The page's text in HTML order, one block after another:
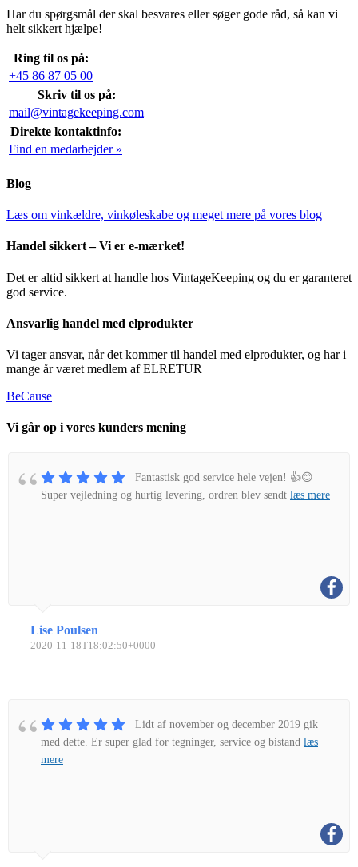
Har du spørgsmål der skal besvares eller søger gode råd, så kan vi
helt sikkert hjælpe!
Ring til os på:
+45 86 87 05 00
Skriv til os på:
mail@vintagekeeping.com
Direkte kontaktinfo:
Find en medarbejder »
Blog
Læs om vinkældre, vinkøleskabe og meget mere på vores blog
Handel sikkert – Vi er e-mærket!
Det er altid sikkert at handle hos VintageKeeping og du er garanteret
god service.
Ansvarlig handel med elprodukter
Vi tager ansvar, når det kommer til handel med elprodukter, og har i
mange år været medlem af ELRETUR
BeCause
Vi går op i vores kunders mening
Fantastisk god service hele vejen! 👍😊
Super vejledning og hurtig levering, ordren blev sendt læs mere
Lise Poulsen
2020-11-18T18:02:50+0000
Lidt af november og december 2019 gik
med dette. Er super glad for tegninger, service og bistand læs
mere